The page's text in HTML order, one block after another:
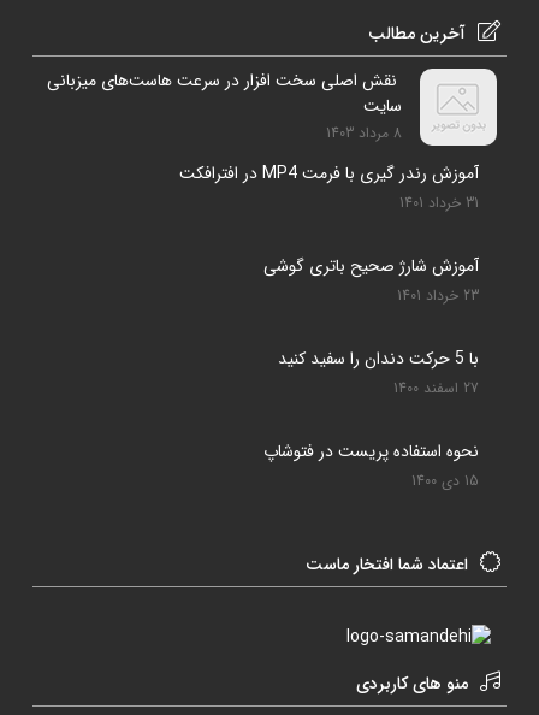
آخرین مطالب
نقش اصلی سخت افزار در سرعت هاست‌های میزبانی
سایت
8 مرداد 1403
آموزش رندر گیری با فرمت MP4 در افترافکت
31 خرداد 1401
آموزش شارژ صحیح باتری گوشی
23 خرداد 1401
با 5 حرکت دندان را سفید کنید
27 اسفند 1400
نحوه استفاده پریست در فتوشاپ
15 دی 1400
اعتماد شما افتخار ماست
منو های کاربردی